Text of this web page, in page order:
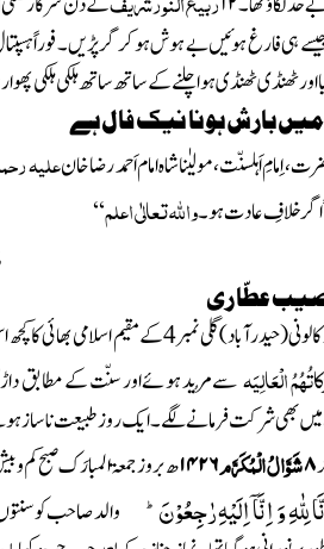
ہی فارغ ہوئیں بے ہوش ہو کر گر پڑیں ۔ فوراً
اور ٹھنڈی ٹھنڈی ہوا چلنے کے ساتھ ساتھ ہلکی ہلکی
بارش ہونا نیک فال ہے
،اِمامِ اَہلسنّت،مولیٰناشاہ اماماَحمد رضا خانعلیہ
خلافِ عادت ہو۔واﷲتعالٰی اعلم‘‘
(حیدرآباد)گلی نمبر4کے مقیم اسلامی بھائی کا
الْعَالِیَہسے مُرید ہوئے اور سنّت کے مطابق
بھی شرکت فرمانے لگے۔ ایک روز طبیعت ناساز
۸شَوَّالُ الْمُکَرَّم۱۴۲۶ھ بروز جمعۃ المبارَک صبح
لِلّٰهِ وَ اِنَّاۤ اِلَیْهِ رٰجِعُوْنَؕ والدصاحب کو سنتوں